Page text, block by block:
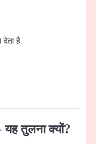
देता है
यह तुलना क्यों?